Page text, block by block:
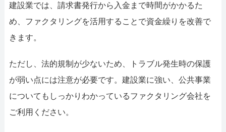
建設業では、請求書発行から入金まで時間がかかるた
め、ファクタリングを活用することで資金繰りを改善で
きます。
ただし、法的規制が少ないため、トラブル発生時の保護
が弱い点には注意が必要です。建設業に強い、公共事業
についてもしっかりわかっているファクタリング会社を
ご利用ください。